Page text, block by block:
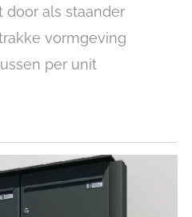
door als staander
vormgeving
per unit